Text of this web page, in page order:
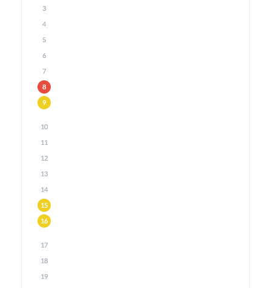
3
4
5
6
7
8
9
10
11
12
13
14
15
16
17
18
19